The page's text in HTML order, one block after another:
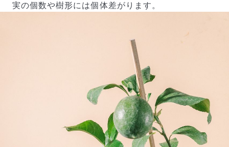
実の個数や樹形には個体差がります。